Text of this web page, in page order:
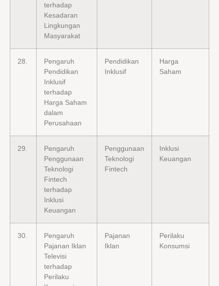
terhadap
Kesadaran
Lingkungan
Masyarakat
28.
Pengaruh
Pendidikan
Inklusif
terhadap
Harga Saham
dalam
Perusahaan
Pendidikan
Inklusif
Harga
Saham
29.
Pengaruh
Penggunaan
Teknologi
Fintech
terhadap
Inklusi
Keuangan
Penggunaan
Teknologi
Fintech
Inklusi
Keuangan
30.
Pengaruh
Pajanan Iklan
Televisi
terhadap
Perilaku
Pajanan
Iklan
Perilaku
Konsumsi